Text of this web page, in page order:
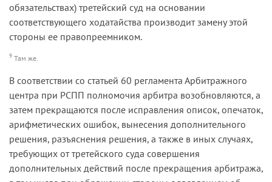
обязательствах) третейский суд на основании
соответствующего ходатайства производит замену этой
стороны ее правопреемником.
9 Там же.
В соответствии со статьей 60 регламента Арбитражного
центра при РСПП полномочия арбитра возобновляются, а
затем прекращаются после исправления описок, опечаток,
арифметических ошибок, вынесения дополнительного
решения, разъяснения решения, а также в иных случаях,
требующих от третейского суда совершения
дополнительных действий после прекращения арбитража,